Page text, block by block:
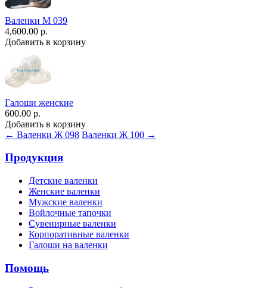
Валенки М 039
4,600.00 р.
Добавить в корзину
Галоши женские
600.00 р.
Добавить в корзину
← Валенки Ж 098 Валенки Ж 100 →
Продукция
Детские валенки
Женские валенки
Мужские валенки
Войлочные тапочки
Сувенирные валенки
Корпоративные валенки
Галоши на валенки
Помощь